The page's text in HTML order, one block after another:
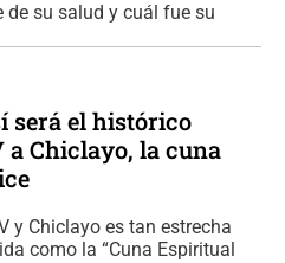
de su salud y cuál fue su
será el histórico
a Chiclayo, la cuna
y Chiclayo es tan estrecha
como la “Cuna Espiritual